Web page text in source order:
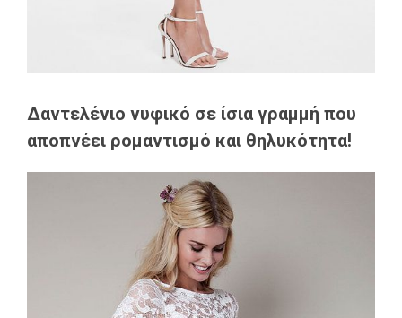
Δαντελένιο νυφικό σε ίσια γραμμή που
αποπνέει ρομαντισμό και θηλυκότητα!